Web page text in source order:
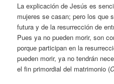
La explicación de Jesús es
mujeres se casan; pero los que
futura y de la resurrección de
Pues ya no pueden morir, son
porque participan en la
pueden morir, ya no tendrán
el fin primordial del matrimonio (